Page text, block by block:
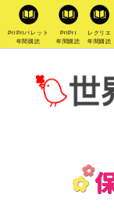
PriPriパレット
年間購読
PriPri
年間購読
レクリエ
年間購読